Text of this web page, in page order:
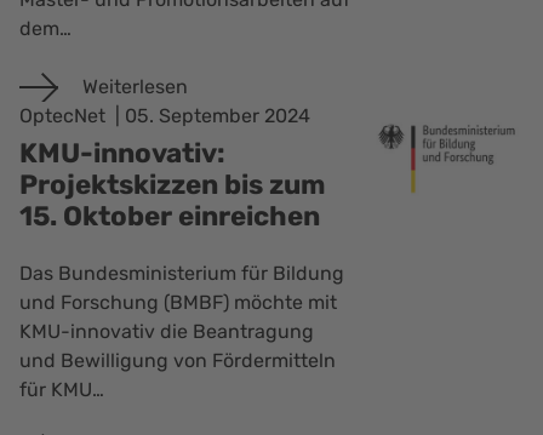
dem…
Weiterlesen
OptecNet
05. September 2024
KMU-innovativ:
Projektskizzen bis zum
15. Oktober einreichen
Das Bundesministerium für Bildung
und Forschung (BMBF) möchte mit
KMU-innovativ die Beantragung
und Bewilligung von Fördermitteln
für KMU…